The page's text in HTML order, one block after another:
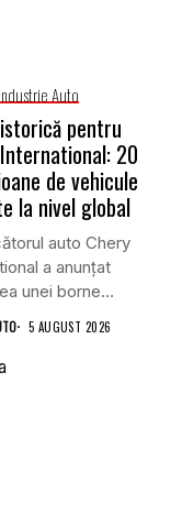
Industrie Auto
pentru
20
de vehicule
la nivel global
auto Chery
a anunțat
unei borne
în industria...
5 AUGUST 2026